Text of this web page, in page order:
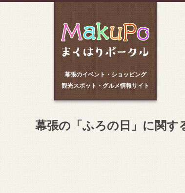
幕張のイベント・ショッピング
観光スポット・グルメ情報サイト
幕張の「ふろの日」に関す